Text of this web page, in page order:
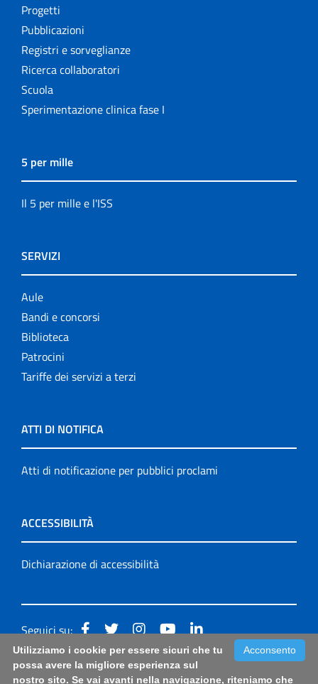
Progetti
Pubblicazioni
Registri e sorveglianze
Ricerca collaboratori
Scuola
Sperimentazione clinica fase I
5 per mille
Il 5 per mille e l'ISS
SERVIZI
Aule
Bandi e concorsi
Biblioteca
Patrocini
Tariffe dei servizi a terzi
ATTI DI NOTIFICA
Atti di notificazione per pubblici proclami
ACCESSIBILITÀ
Dichiarazione di accessibilità
Seguici su:
Accessibilità: form di segnalazione di prima istanza per
Acconsento
Utilizziamo i cookie per essere sicuri che tu
possa avere la migliore esperienza sul
nostro sito. Se vai avanti nella navigazione, riteniamo che